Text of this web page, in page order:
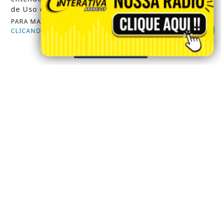
FALECIMENTOS
NOTÍCIAS DA REGIÃO
SAEMA ARARAS
de Uso e Privacidade.
PARA MAIS INFORMAÇÕES,
ACESSE NOSSOS TERMOS
CLICANDO AQUI